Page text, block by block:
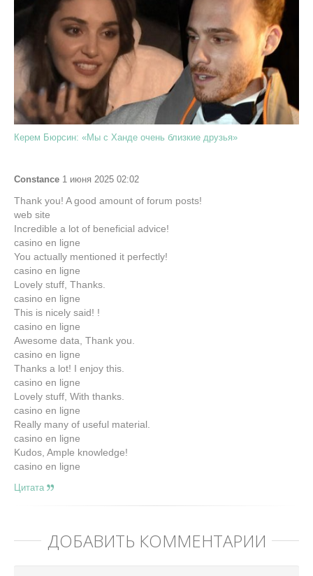
Керем Бюрсин: «Мы с Ханде очень близкие друзья»
Constance 1 июня 2025 02:02
Thank you! A good amount of forum posts!
web site
Incredible a lot of beneficial advice!
casino en ligne
You actually mentioned it perfectly!
casino en ligne
Lovely stuff, Thanks.
casino en ligne
This is nicely said! !
casino en ligne
Awesome data, Thank you.
casino en ligne
Thanks a lot! I enjoy this.
casino en ligne
Lovely stuff, With thanks.
casino en ligne
Really many of useful material.
casino en ligne
Kudos, Ample knowledge!
casino en ligne
Цитата
ДОБАВИТЬ КОММЕНТАРИЙ